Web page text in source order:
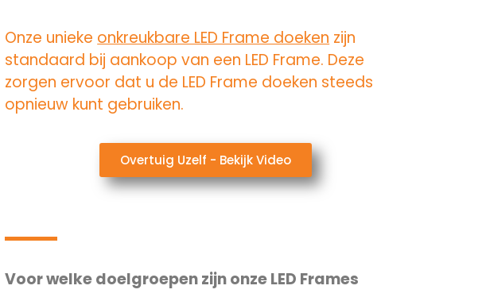
Onze unieke onkreukbare LED Frame doeken zijn
standaard bij aankoop van een LED Frame. Deze
zorgen ervoor dat u de LED Frame doeken steeds
opnieuw kunt gebruiken.
Overtuig Uzelf - Bekijk Video
Voor welke doelgroepen zijn onze LED Frames